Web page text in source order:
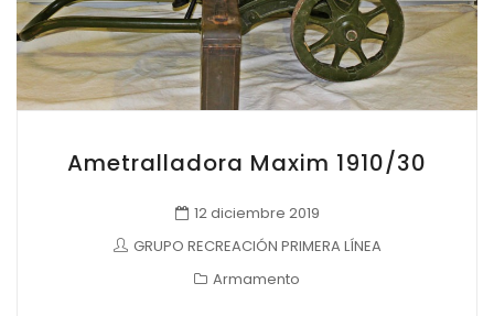
Ametralladora Maxim 1910/30
12 diciembre 2019
GRUPO RECREACIÓN PRIMERA LÍNEA
Armamento